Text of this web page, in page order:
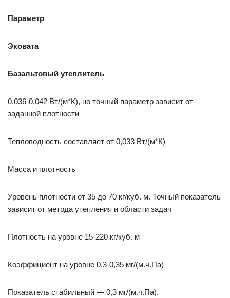
Параметр
Эковата
Базальтовый утеплитель
0,036-0,042 Вт/(м*К), но точный параметр зависит от
заданной плотности
Тепловодность составляет от 0,033 Вт/(м*К)
Масса и плотность
Уровень плотности от 35 до 70 кг/куб. м. Точный показатель
зависит от метода утепления и области задач
Плотность на уровне 15-220 кг/куб. м
Коэффициент на уровне 0,3-0,35 мг/(м.ч.Па)
Показатель стабильный — 0,3 мг/(м.ч.Па).